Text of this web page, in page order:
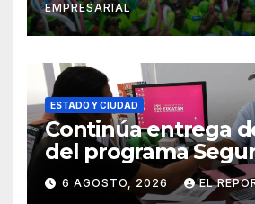
social del delito
EMPRESARIAL
ESTADO Y CIUDAD
Continúa entrega
del programa
el Mar
6 AGOSTO, 2026 EL